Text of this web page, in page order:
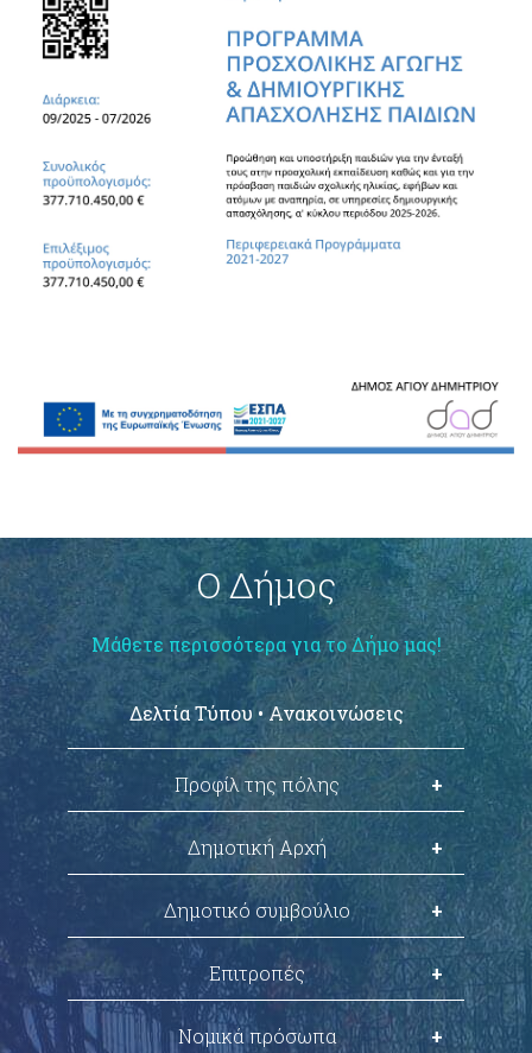
Ο Δήμος
Μάθετε περισσότερα για το Δήμο μας!
Δελτία Τύπου • Ανακοινώσεις
Προφίλ της πόλης
Χρήσιμες πληροφορίες
Ιστορικά στοιχεία
Ιστορικό Λεύκωμα
"Στρογγυλό Σχολείο"
Δημοτική Αρχή
Δήμαρχος
Γενικός Γραμματέας
Αντιδήμαρχοι
Πόθεν έσχες
Δημοτικό συμβούλιο
Σύνθεση Δημοτικού Συμβουλίου
Συνεδριάσεις - Αποφάσεις
Δημοτικού Συμβουλίου
Επιτροπές
Οικονομική επιτροπή
Νομικά πρόσωπα